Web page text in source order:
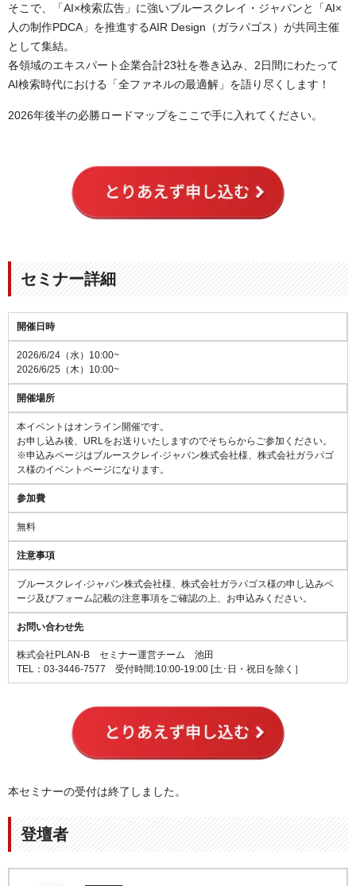
そこで、「AI×検索広告」に強いブルースクレイ・ジャパンと「AI×
人の制作PDCA」を推進するAIR Design（ガラパゴス）が共同主催
として集結。
各領域のエキスパート企業合計23社を巻き込み、2日間にわたって
AI検索時代における「全ファネルの最適解」を語り尽くします！
2026年後半の必勝ロードマップをここで手に入れてください。
セミナー詳細
開催日時
2026/6/24（水）10:00~
2026/6/25（木）10:00~
開催場所
本イベントはオンライン開催です。
お申し込み後、URLをお送りいたしますのでそちらからご参加ください。
※申込みページはブルースクレイ‧ジャパン株式会社様、株式会社ガラパゴ
ス様のイベントページになります。
参加費
無料
注意事項
ブルースクレイ‧ジャパン株式会社様、株式会社ガラパゴス様の申し込みペ
ージ及びフォーム記載の注意事項をご確認の上、お申込みください。
お問い合わせ先
株式会社PLAN-B セミナー運営チーム 池田
TEL：03-3446-7577 受付時間:10:00-19:00 [土･日・祝日を除く］
本セミナーの受付は終了しました。
登壇者